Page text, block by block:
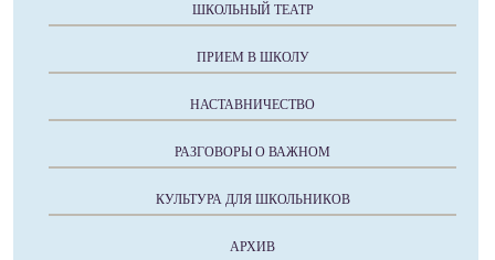
ШКОЛЬНЫЙ ТЕАТР
ПРИЕМ В ШКОЛУ
НАСТАВНИЧЕСТВО
РАЗГОВОРЫ О ВАЖНОМ
КУЛЬТУРА ДЛЯ ШКОЛЬНИКОВ
АРХИВ